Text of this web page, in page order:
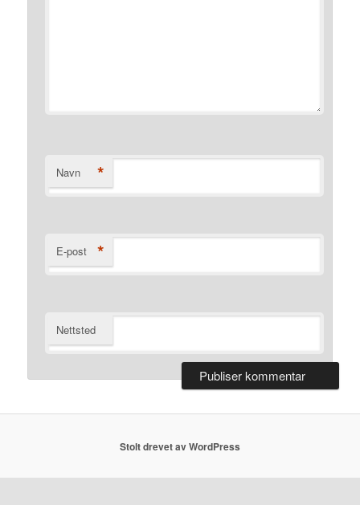
Navn *
E-post *
Nettsted
Stolt drevet av WordPress